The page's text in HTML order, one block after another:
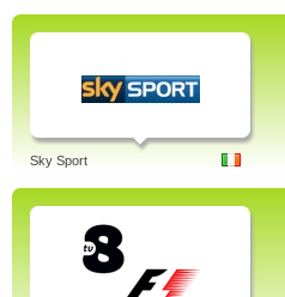
Sky Sport